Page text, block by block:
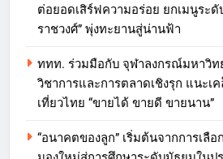
ต่อยอดเสิร์ฟความอร่อย ยกเมนูระ
ราชวงศ์” พุ่งทะยานสู่น่านฟ้า
ททท. ร่วมมือกับ จุฬาลงกรณ์มหาวิท
วิชาการและการตลาดเชิงรุก แนะเ
เที่ยวไทย “ขายได้ ขายดี ขายนาน”
“อนาคตของลูก” เริ่มต้นจากการเลือ